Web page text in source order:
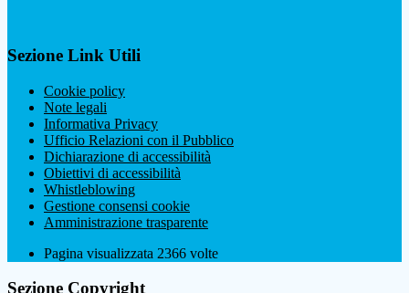
Sezione Link Utili
Cookie policy
Note legali
Informativa Privacy
Ufficio Relazioni con il Pubblico
Dichiarazione di accessibilità
Obiettivi di accessibilità
Whistleblowing
Gestione consensi cookie
Amministrazione trasparente
Pagina visualizzata 2366 volte
Sezione Copyright